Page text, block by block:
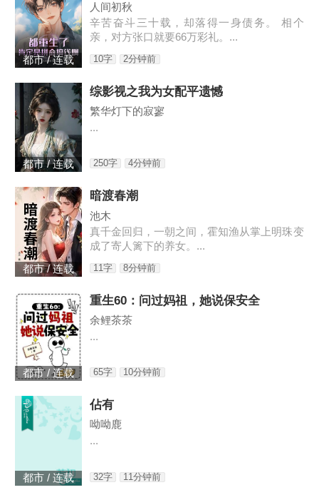
都市 / 连载
人间初秋
辛苦奋斗三十载，却落得一身债务。 相个
亲，对方张口就要66万彩礼。...
10字 2分钟前
都市 / 连载
综影视之我为女配平遗憾
繁华灯下的寂寥
...
250字 4分钟前
都市 / 连载
暗渡春潮
池木
真千金回归，一朝之间，霍知渔从掌上明珠变
成了寄人篱下的养女。...
11字 8分钟前
都市 / 连载
重生60：问过妈祖，她说保安全
余鲤茶茶
...
65字 10分钟前
都市 / 连载
佔有
呦呦鹿
...
32字 11分钟前